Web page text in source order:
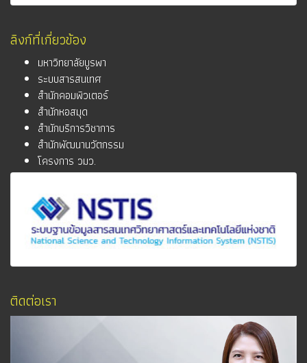
ลิงก์ที่เกี่ยวข้อง
มหาวิทยาลัยบูรพา
ระบบสารสนเทศ
สำนักคอมพิวเตอร์
สำนักหอสมุด
สำนักบริการวิชาการ
สำนักพัฒนานวัตกรรม
โครงการ วมว.
ติดต่อเรา